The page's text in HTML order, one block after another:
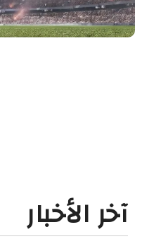
آخر الأخبار